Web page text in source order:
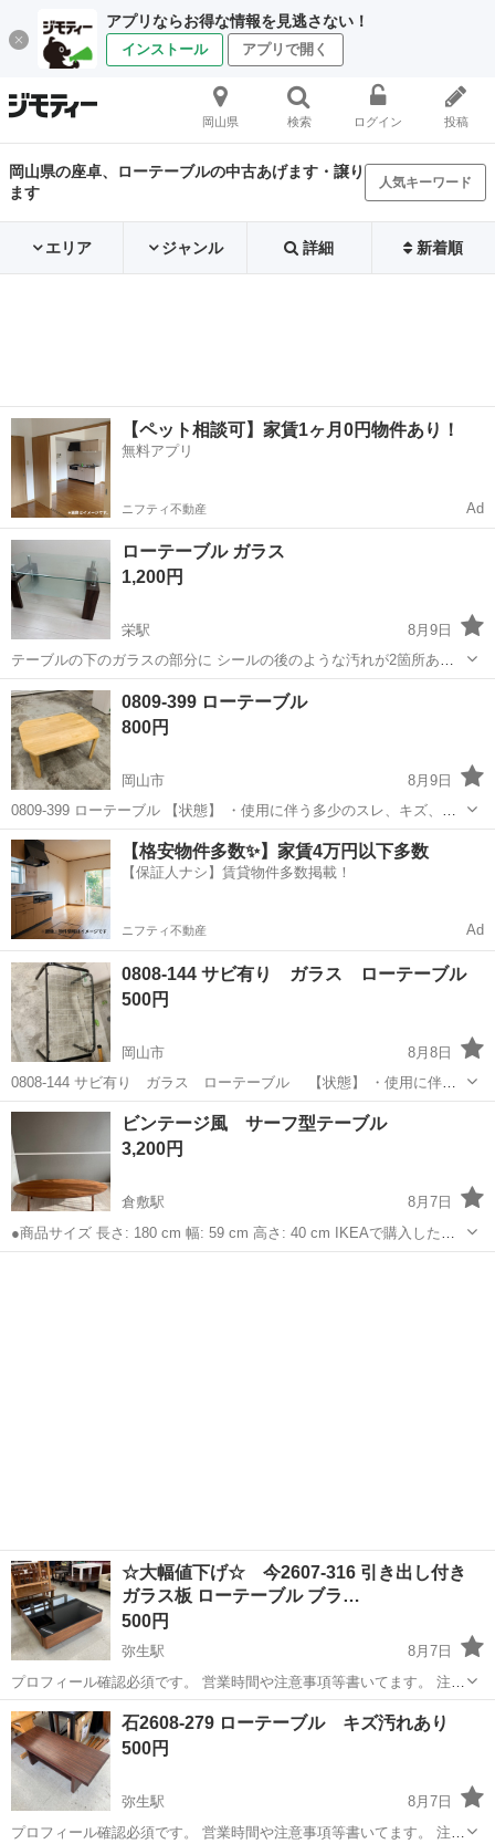
アプリならお得な情報を見逃さない！
インストール アプリで開く
岡山県 検索 ログイン 投稿
岡山県の座卓、ローテーブルの中古あげます・譲り
ます
人気キーワード
エリア ジャンル 詳細 新着順
【ペット相談可】家賃1ヶ月0円物件あり！
無料アプリ
ニフティ不動産 Ad
ローテーブル ガラス
1,200円
栄駅
8月9日
テーブルの下のガラスの部分に シールの後のような汚れが2箇所あり
ます 全体的には綺麗な方だと思います 中古品にご理解のある方は よ
ろしくお願いいたします
岡山 倉敷市 ガラス
0809-399 ローテーブル
800円
岡山市
8月9日
0809-399 ローテーブル 【状態】 ・使用に伴う多少のスレ、キズ、落
としきれない汚れなどございます ・詳細は現地でご確認ください ・お
値引きは出来かねますのでご了承願います ※中古品のため、状態につ
い...
岡山 岡山市 テーブル 現地
【格安物件多数✨】家賃4万円以下多数
【保証人ナシ】賃貸物件多数掲載！
ニフティ不動産 Ad
0808-144 サビ有り ガラス ローテーブル
500円
岡山市
8月8日
0808-144 サビ有り ガラス ローテーブル 【状態】 ・使用に伴う
多少のスレ、キズ、落としきれない汚れなどございます ・詳細は現地
でご確認ください ・お値引きは出来かねますのでご了承願います ※中
古...
岡山 岡山市 現地
ビンテージ風 サーフ型テーブル
3,200円
倉敷駅
8月7日
●商品サイズ 長さ: 180 cm 幅: 59 cm 高さ: 40 cm IKEAで購入したテ
ーブルになります♪ 1つの柱に傷があります、写真にて確認お願い致し
☆大幅値下げ☆ 今2607-316 引き出し付き
ガラス板 ローテーブル ブラ…
500円
弥生駅
8月7日
プロフィール確認必須です。 営業時間や注意事項等書いてます。 注意
⚠️ 当店はリサイクルショップの為、原則として 返品・交換や修理等の
対応は致しかねます。 家電等に関しましては、ご購入から３日以内に
商品の不備や故障があっ...
岡山 倉敷市 ウォールナット
石2608-279 ローテーブル キズ汚れあり
500円
弥生駅
8月7日
プロフィール確認必須です。 営業時間や注意事項等書いてます。 注意